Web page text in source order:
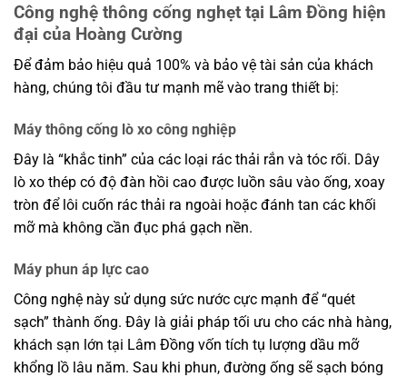
Công nghệ thông cống nghẹt tại Lâm Đồng hiện
đại của Hoàng Cường
Để đảm bảo hiệu quả 100% và bảo vệ tài sản của khách
hàng, chúng tôi đầu tư mạnh mẽ vào trang thiết bị:
Máy thông cống lò xo công nghiệp
Đây là “khắc tinh” của các loại rác thải rắn và tóc rối. Dây
lò xo thép có độ đàn hồi cao được luồn sâu vào ống, xoay
tròn để lôi cuốn rác thải ra ngoài hoặc đánh tan các khối
mỡ mà không cần đục phá gạch nền.
Máy phun áp lực cao
Công nghệ này sử dụng sức nước cực mạnh để “quét
sạch” thành ống. Đây là giải pháp tối ưu cho các nhà hàng,
khách sạn lớn tại Lâm Đồng vốn tích tụ lượng dầu mỡ
khổng lồ lâu năm. Sau khi phun, đường ống sẽ sạch bóng